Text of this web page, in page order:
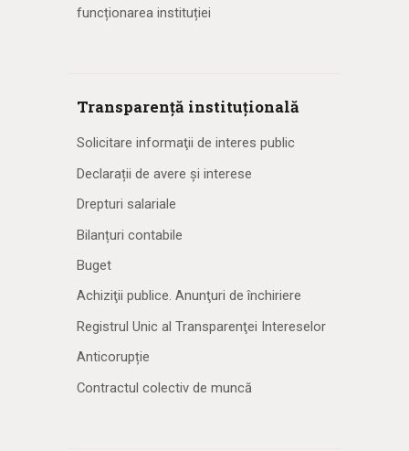
funcționarea instituției
Transparență instituțională
Solicitare informaţii de interes public
Declarații de avere și interese
Drepturi salariale
Bilanțuri contabile
Buget
Achiziţii publice. Anunţuri de închiriere
Registrul Unic al Transparenţei Intereselor
Anticorupție
Contractul colectiv de muncă